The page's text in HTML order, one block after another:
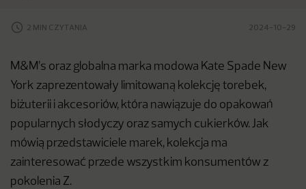
2 MIN CZYTANIA 2024-10-29
M&M’s oraz globalna marka modowa Kate Spade New
York zaprezentowały limitowaną kolekcję torebek,
biżuterii i akcesoriów, która nawiązuje do opakowań
popularnych słodyczy oraz samych cukierków. Jak
mówią przedstawiciele marek, kolekcja ma
zainteresować przede wszystkim konsumentów z
pokolenia Z.